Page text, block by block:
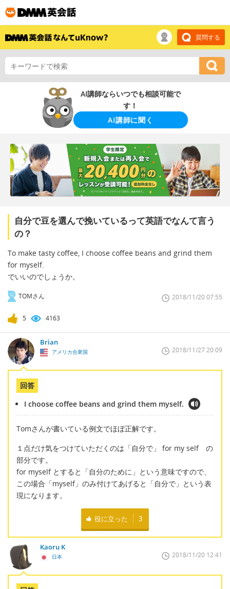
質問する
AI講師ならいつでも相談可能で
す！
AI講師に聞く
自分で豆を選んで挽いているって英語でなんて言う
の？
To make tasty coffee, I choose coffee beans and grind them
for myself.
でいいのでしょうか。
TOMさん 2018/11/20 07:55
5 4163
Brian
アメリカ合衆国 2018/11/27 20:09
回答
I choose coffee beans and grind them myself.
Tomさんが書いている例文でほぼ正解です。
１点だけ気をつけていただくのは「自分で」 for my self の
部分です。
for myself とすると「自分のために」という意味ですので、
この場合「myself」のみ付けてあげると「自分で」という表
現になります。
役に立った 3
Kaoru K
日本 2018/11/20 12:41